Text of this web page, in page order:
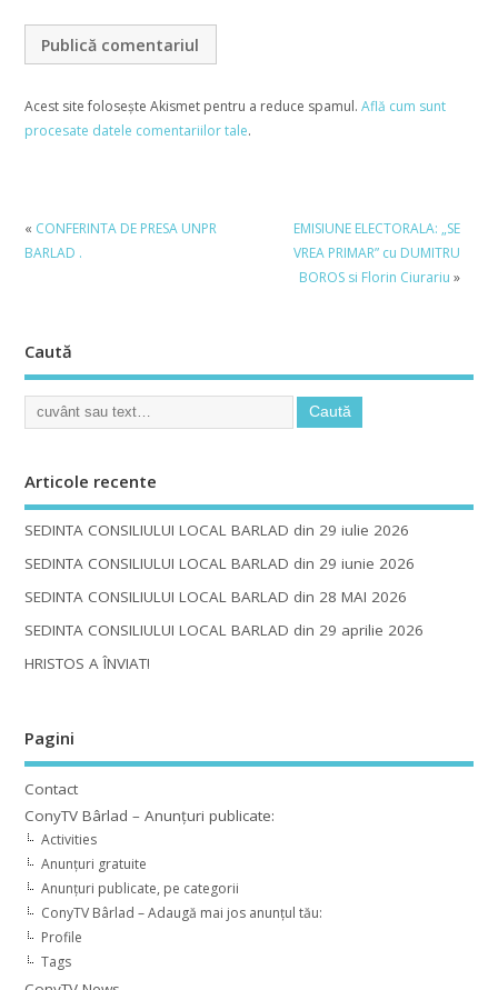
Acest site folosește Akismet pentru a reduce spamul. Află cum sunt
procesate datele comentariilor tale.
« CONFERINTA DE PRESA UNPR
BARLAD .
EMISIUNE ELECTORALA: „SE
VREA PRIMAR” cu DUMITRU
BOROS si Florin Ciurariu »
Caută
Articole recente
SEDINTA CONSILIULUI LOCAL BARLAD din 29 iulie 2026
SEDINTA CONSILIULUI LOCAL BARLAD din 29 iunie 2026
SEDINTA CONSILIULUI LOCAL BARLAD din 28 MAI 2026
SEDINTA CONSILIULUI LOCAL BARLAD din 29 aprilie 2026
HRISTOS A ÎNVIAT!
Pagini
Contact
ConyTV Bârlad – Anunțuri publicate:
Activities
Anunțuri gratuite
Anunțuri publicate, pe categorii
ConyTV Bârlad – Adaugă mai jos anunțul tău:
Profile
Tags